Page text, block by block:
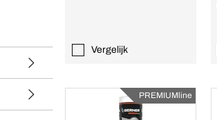
Vergelijk
PREMIUMline